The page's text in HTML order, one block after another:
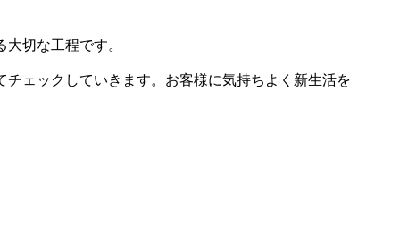
切な工程です。
ェックしていきます。お客様に気持ちよく新生活を